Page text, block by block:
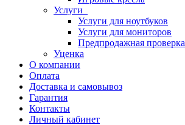
Услуги
Услуги для ноутбуков
Услуги для мониторов
Предпродажная проверка
Уценка
О компании
Оплата
Доставка и самовывоз
Гарантия
Контакты
Личный кабинет